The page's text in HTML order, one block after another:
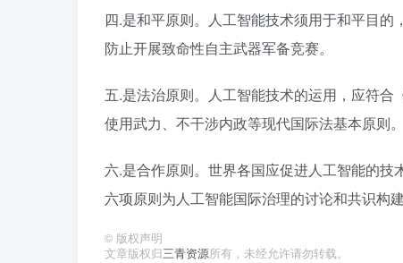
四.是和平原则。人工智能技术须用于和平目
防止开展致命性自主武器军备竞赛。
五.是法治原则。人工智能技术的运用，应符
使用武力、不干涉内政等现代国际法基本原则。
六.是合作原则。世界各国应促进人工智能的
六项原则为人工智能国际治理的讨论和共识构
© 版权声明
文章版权归三青资源所有，未经允许请勿转载。